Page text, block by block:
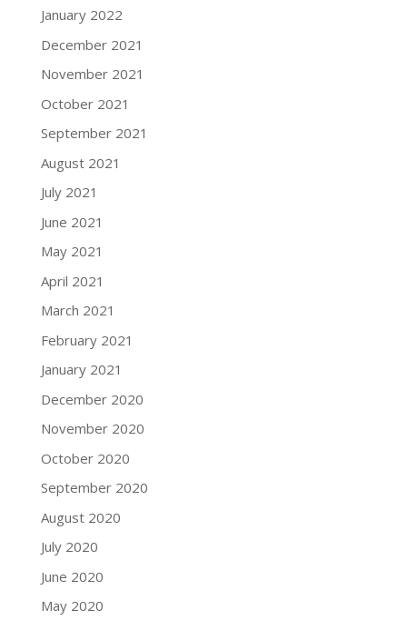
January 2022
December 2021
November 2021
October 2021
September 2021
August 2021
July 2021
June 2021
May 2021
April 2021
March 2021
February 2021
January 2021
December 2020
November 2020
October 2020
September 2020
August 2020
July 2020
June 2020
May 2020